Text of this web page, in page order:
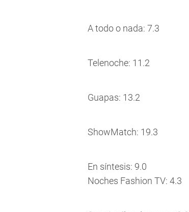
A todo o nada: 7.3
Telenoche: 11.2
Guapas: 13.2
ShowMatch: 19.3
En síntesis: 9.0
Noches Fashion TV: 4.3